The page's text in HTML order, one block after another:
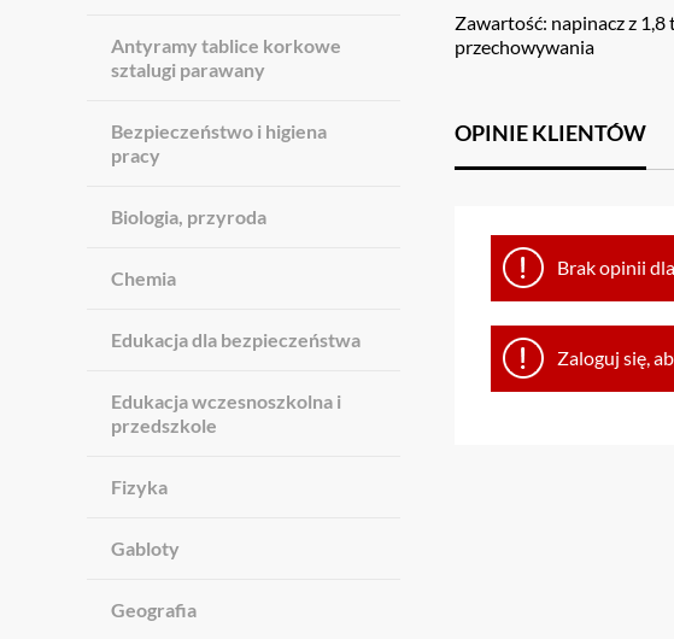
Antyramy tablice korkowe
sztalugi parawany
Bezpieczeństwo i higiena
pracy
Biologia, przyroda
Chemia
Edukacja dla bezpieczeństwa
Edukacja wczesnoszkolna i
przedszkole
Fizyka
Gabloty
Geografia
Zawartość: napinacz z 1,8
przechowywania
OPINIE KLIENTÓW
Brak opinii
Zaloguj się,